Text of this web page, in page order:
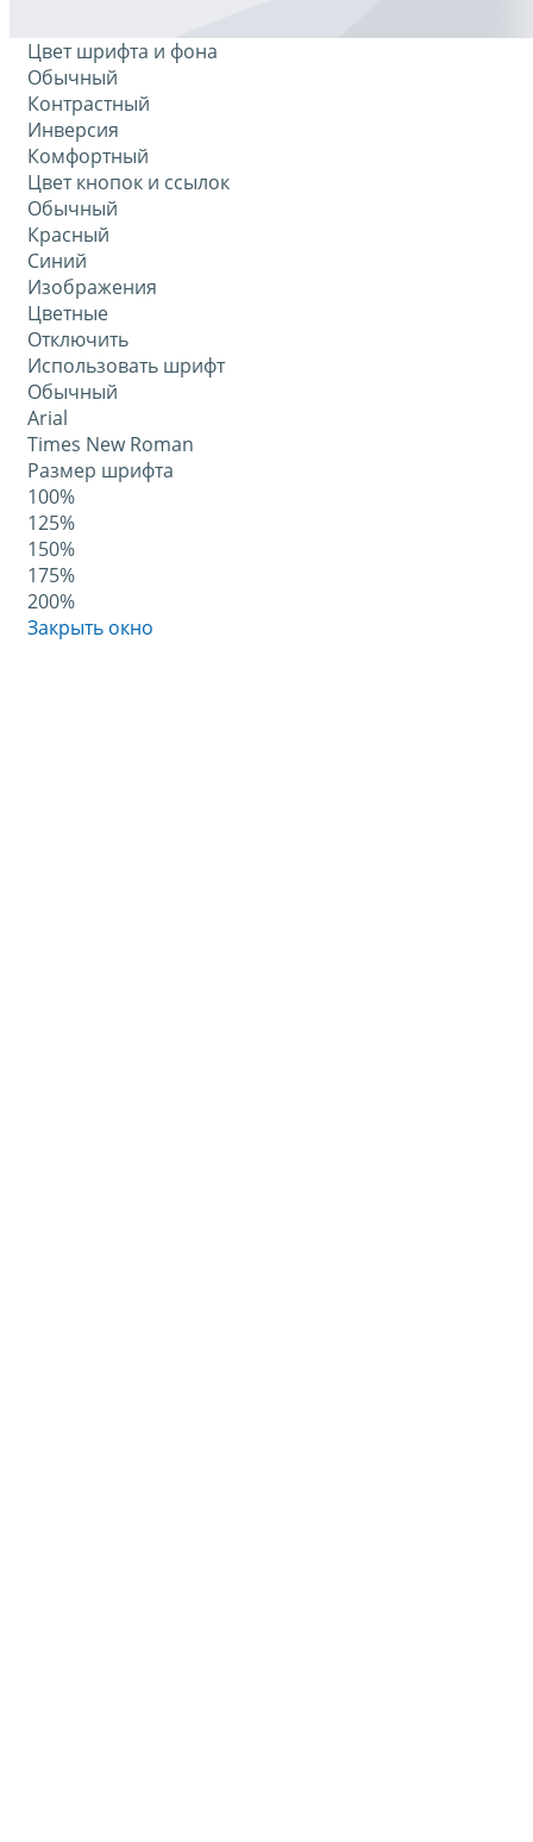
Цвет шрифта и фона
Обычный
Контрастный
Инверсия
Комфортный
Цвет кнопок и ссылок
Обычный
Красный
Синий
Изображения
Цветные
Отключить
Использовать шрифт
Обычный
Arial
Times New Roman
Размер шрифта
100%
125%
150%
175%
200%
Закрыть окно